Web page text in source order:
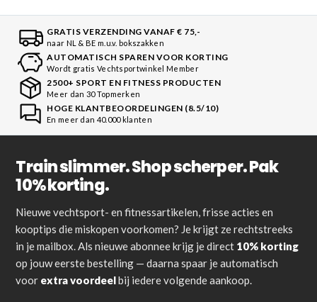
GRATIS VERZENDING VANAF € 75,-
naar NL & BE m.u.v. bokszakken
AUTOMATISCH SPAREN VOOR KORTING
Wordt gratis Vechtsportwinkel Member
2500+ SPORT EN FITNESS PRODUCTEN
Meer dan 30 Topmerken
HOGE KLANTBEOORDELINGEN (8.5/10)
En meer dan 40.000 klanten
Train slimmer. Shop scherper. Pak
10% korting.
Nieuwe vechtsport- en fitnessartikelen, frisse acties en
kooptips die miskopen voorkomen? Je krijgt ze rechtstreeks
in je mailbox. Als nieuwe abonnee krijg je direct 10% korting
op jouw eerste bestelling — daarna spaar je automatisch
voor extra voordeelbij iedere volgende aankoop.